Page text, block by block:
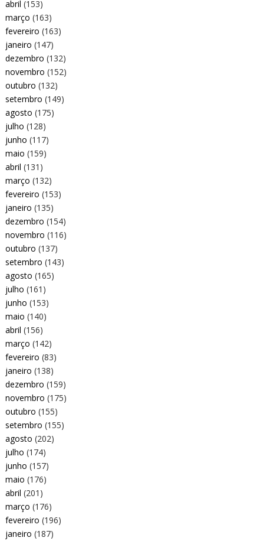
abril (153)
março (163)
fevereiro (163)
janeiro (147)
dezembro (132)
novembro (152)
outubro (132)
setembro (149)
agosto (175)
julho (128)
junho (117)
maio (159)
abril (131)
março (132)
fevereiro (153)
janeiro (135)
dezembro (154)
novembro (116)
outubro (137)
setembro (143)
agosto (165)
julho (161)
junho (153)
maio (140)
abril (156)
março (142)
fevereiro (83)
janeiro (138)
dezembro (159)
novembro (175)
outubro (155)
setembro (155)
agosto (202)
julho (174)
junho (157)
maio (176)
abril (201)
março (176)
fevereiro (196)
janeiro (187)